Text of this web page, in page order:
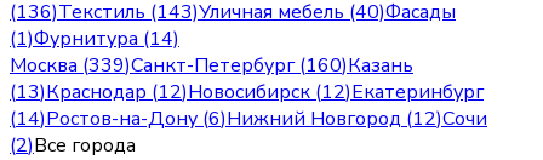
(136)Текстиль (143)Уличная мебель (40)Фасады
(1)Фурнитура (14)
Москва (339)Санкт-Петербург(160)Казань
(13)Краснодар (12)Новосибирск (12)Екатеринбург
(14)Ростов-на-Дону (6)Нижний Новгород (12)Сочи
(2)Все города